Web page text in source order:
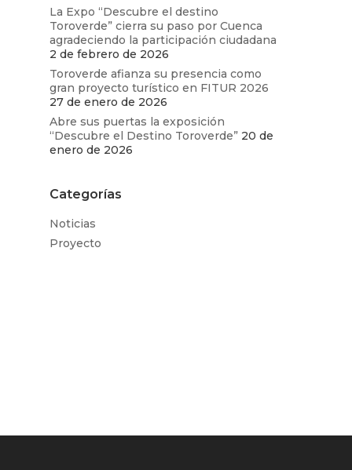
La Expo “Descubre el destino
Toroverde” cierra su paso por Cuenca
agradeciendo la participación ciudadana
2 de febrero de 2026
Toroverde afianza su presencia como
gran proyecto turístico en FITUR 2026
27 de enero de 2026
Abre sus puertas la exposición
“Descubre el Destino Toroverde” 20 de
enero de 2026
Categorías
Noticias
Proyecto